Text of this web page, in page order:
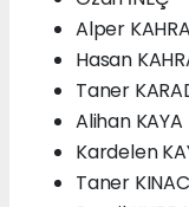
Alper
Hasan
Taner
Alihan KAYA
Kardelen
Taner